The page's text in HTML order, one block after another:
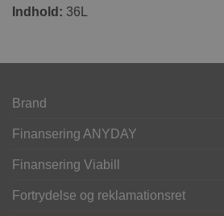
Indhold: 36L
Brand
Finansering ANYDAY
Finansering Viabill
Fortrydelse og reklamationsret